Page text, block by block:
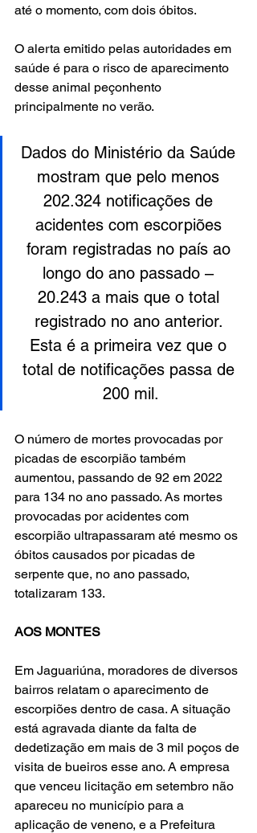
até o momento, com dois óbitos.
O alerta emitido pelas autoridades em
saúde é para o risco de aparecimento
desse animal peçonhento
principalmente no verão.
Dados do Ministério da Saúde
mostram que pelo menos
202.324 notificações de
acidentes com escorpiões
foram registradas no país ao
longo do ano passado –
20.243 a mais que o total
registrado no ano anterior.
Esta é a primeira vez que o
total de notificações passa de
200 mil.
O número de mortes provocadas por
picadas de escorpião também
aumentou, passando de 92 em 2022
para 134 no ano passado. As mortes
provocadas por acidentes com
escorpião ultrapassaram até mesmo os
óbitos causados por picadas de
serpente que, no ano passado,
totalizaram 133.
AOS MONTES
Em Jaguariúna, moradores de diversos
bairros relatam o aparecimento de
escorpiões dentro de casa. A situação
está agravada diante da falta de
dedetização em mais de 3 mil poços de
visita de bueiros esse ano. A empresa
que venceu licitação em setembro não
apareceu no município para a
aplicação de veneno, e a Prefeitura